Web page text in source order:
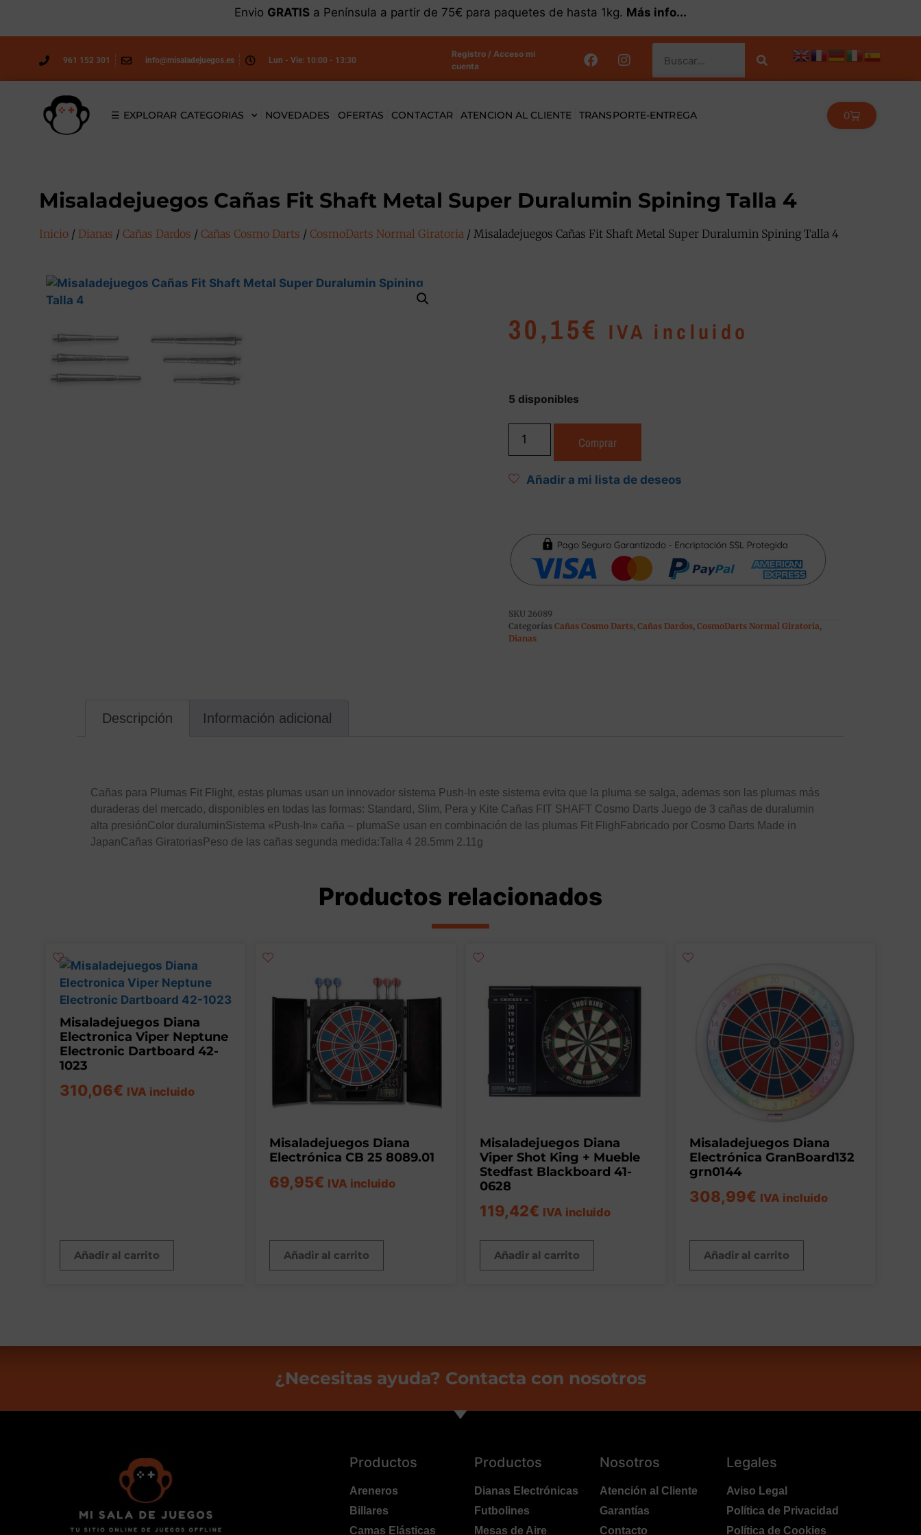
Envio GRATIS a Península a partir de 75€ para paquetes de hasta 1kg. Más info...
961 152 301 info@misaladejuegos.es Lun - Vie: 10:00 - 13:30
Registro / Acceso mi
cuenta
☰ EXPLORAR CATEGORIAS NOVEDADES OFERTAS CONTACTAR ATENCION AL CLIENTE TRANSPORTE-ENTREGA 0
Misaladejuegos Cañas Fit Shaft Metal Super Duralumin Spining Talla 4
Inicio / Dianas / Cañas Dardos / Cañas Cosmo Darts / CosmoDarts Normal Giratoria / Misaladejuegos Cañas Fit Shaft Metal Super Duralumin Spining Talla 4
30,15€ IVA incluido
5 disponibles
Comprar
Añadir a mi lista de deseos
SKU 26089
Categorías Cañas Cosmo Darts, Cañas Dardos, CosmoDarts Normal Giratoria,
Dianas
Descripción Información adicional
Cañas para Plumas Fit Flight, estas plumas usan un innovador sistema Push-In este sistema evita que la pluma se salga, ademas son las plumas más
duraderas del mercado, disponibles en todas las formas: Standard, Slim, Pera y Kite Cañas FIT SHAFT Cosmo Darts Juego de 3 cañas de duralumin
alta presiónColor duraluminSistema «Push-In» caña – plumaSe usan en combinación de las plumas Fit FlighFabricado por Cosmo Darts Made in
JapanCañas GiratoriasPeso de las cañas segunda medida:Talla 4 28.5mm 2.11g
Productos relacionados
Misaladejuegos Diana
Electronica Viper Neptune
Electronic Dartboard 42-
1023
310,06€ IVA incluido
Añadir al carrito
Misaladejuegos Diana
Electrónica CB 25 8089.01
69,95€ IVA incluido
Añadir al carrito
Misaladejuegos Diana
Viper Shot King + Mueble
Stedfast Blackboard 41-
0628
119,42€ IVA incluido
Añadir al carrito
Misaladejuegos Diana
Electrónica GranBoard132
grn0144
308,99€ IVA incluido
Añadir al carrito
¿Necesitas ayuda? Contacta con nosotros
Productos
Areneros
Billares
Camas Elásticas
Productos
Dianas Electrónicas
Futbolines
Mesas de Aire
Nosotros
Atención al Cliente
Garantías
Contacto
Legales
Aviso Legal
Política de Privacidad
Política de Cookies